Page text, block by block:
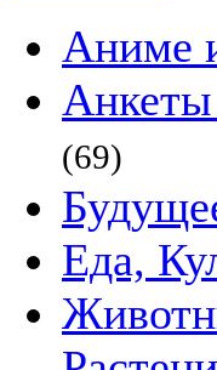
Аниме
Анкеты
(69)
Еда,